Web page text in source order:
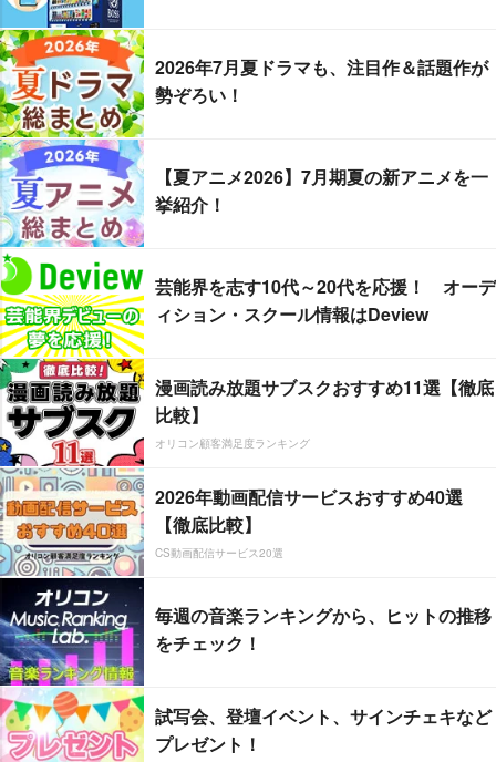
2026年7月夏ドラマも、注目作＆話題作が
勢ぞろい！
【夏アニメ2026】7月期夏の新アニメを一
挙紹介！
芸能界を志す10代～20代を応援！ オーデ
ィション・スクール情報はDeview
漫画読み放題サブスクおすすめ11選【徹底
比較】
オリコン顧客満足度ランキング
2026年動画配信サービスおすすめ40選
【徹底比較】
CS動画配信サービス20選
毎週の音楽ランキングから、ヒットの推移
をチェック！
試写会、登壇イベント、サインチェキなど
プレゼント！